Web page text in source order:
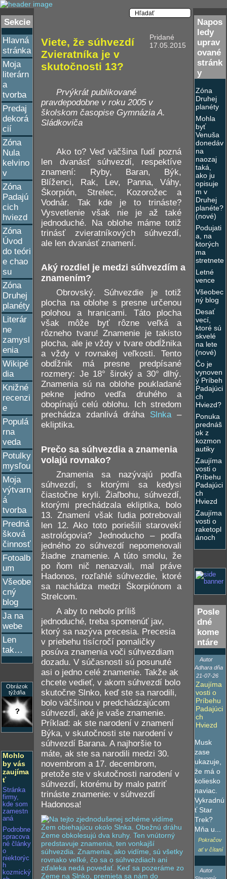
Sekcie
Hlavná
stránka
Moja
literárn
a
tvorba
Predaj
dekorá
cií
Zóna
Nula
kelvino
v
Zóna
Padajú
cich
hviezd
Zóna
Úvod
do teóri
e chao
su
Zóna
Druhej
planéty
Literár
ne
zamysl
enia
Wikipé
dia
Knižné
recenzi
e
Populá
rna
veda
Potulky
mysľou
Moja
výtvarn
á
tvorba
Predná
šková
činnosť
Fotoalb
um
Všeobe
cný
blog
Ja na
webe
Len
tak…
Obrázok
týždňa
Mohlo
by vás
zaujíma
ť
Stránka
firmy,
kde som
zamestn
aná
Podrobne
spracova
né články
o
niektorýc
h
kozmický
Pridané
17.05.2015
Viete, že súhvezdí
Zvieratníka je v
skutočnosti 13?
Prvýkrát publikované
pravdepodobne v roku 2005 v
školskom časopise Gymnázia A.
Sládkoviča
Ako to? Veď väčšina ľudí pozná
len dvanásť súhvezdí, respektíve
znamení: Ryby, Baran, Býk,
Blíženci, Rak, Lev, Panna, Váhy,
Škorpión, Strelec, Kozorožec a
Vodnár. Tak kde je to trináste?
Vysvetlenie však nie je až také
jednoduché. Na oblohe máme totiž
trinásť zvieratníkových súhvezdí,
ale len dvanásť znamení.
Aký rozdiel je medzi súhvezdím a
znamením?
Obrovský. Súhvezdie je totiž
plocha na oblohe s presne určenou
polohou a hranicami. Táto plocha
však môže byť rôzne veľká a
rôzneho tvaru! Znamenie je takisto
plocha, ale je vždy v tvare obdĺžnika
a vždy v rovnakej veľkosti. Tento
obdĺžnik má presne predpísané
rozmery: Je 18° široký a 30° dlhý.
Znamenia sú na oblohe poukladané
pekne jedno vedľa druhého a
obopínajú celú oblohu. Ich stredom
prechádza zdanlivá dráha Slnka–
ekliptika.
Prečo sa súhvezdia a znamenia
volajú rovnako?
Znamenia sa nazývajú podľa
súhvezdí, s ktorými sa kedysi
čiastočne kryli. Žiaľbohu, súhvezdí,
ktorými prechádzala ekliptika, bolo
13. Znamení však ľudia potrebovali
len 12. Ako toto poriešili starovekí
astrológovia? Jednoducho – podľa
jedného zo súhvezdí nepomenovali
žiadne znamenie. A túto smolu, že
po ňom nič nenazvali, mal práve
Hadonos, rozľahlé súhvezdie, ktoré
sa nachádza medzi Škorpiónom a
Strelcom.
A aby to nebolo príliš
jednoduché, treba spomenúť jav,
ktorý sa nazýva precesia. Precesia
v priebehu tisícročí pomaličky
posúva znamenia voči súhvezdiam
dozadu. V súčasnosti sú posunuté
asi o jedno celé znamenie. Takže ak
chcete vedieť, v akom súhvezdí bolo
skutočne Slnko, keď ste sa narodili,
bolo väčšinou v predchádzajúcom
súhvezdí, aké je vaše znamenie.
Príklad: ak ste narodení v znamení
Býka, v skutočnosti ste narodení v
súhvezdí Barana. A najhoršie to
máte, ak ste sa narodili medzi 30.
novembrom a 17. decembrom,
pretože ste v skutočnosti narodení v
súhvezdí, ktorému by malo patriť
trináste znamenie: v súhvezdí
Hadonosa!
Napos
ledy
uprav
ované
stránk
y
Zóna
Druhej
planéty
Mohla
byť
Venuša
donedáv
na
naozaj
taká,
ako ju
opisuje
m v
Druhej
planéte?
(nové)
Podujati
a, na
ktorých
ma
stretnete
Letné
vence
Všeobec
ný blog
Desať
vecí,
ktoré sú
skvelé
na lete
(nové)
Čo je
vynoven
ý Príbeh
Padajúci
ch
Hviezd?
Ponuka
prednáš
ok z
kozmon
autiky
Zaujíma
vosti o
Príbehu
Padajúci
ch
Hviezd
Zaujíma
vosti o
raketopl
ánoch
Posle
dné
kome
ntáre
Autor
Adhara dňa
21-07-26
Zaujíma
vosti o
Príbehu
Padajúci
ch
Hviezd
Musk
zase
ukazuje,
že má o
koliesko
naviac.
Vykradnú
ť Star
Trek?
Mňa u...
Pokračov
ať v čítaní
Autor